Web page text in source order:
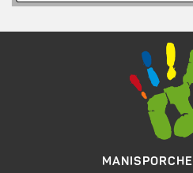
MANISPORCHE